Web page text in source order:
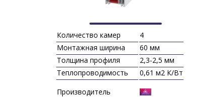
Количество камер
4
Монтажная ширина
60 мм
Толщина профиля
2,3-2,5 мм
Теплопроводимость
0,61 м2 К/Вт
Производитель